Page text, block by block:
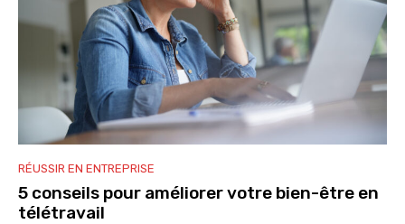
RÉUSSIR EN ENTREPRISE
5 conseils pour améliorer votre bien-être en
télétravail